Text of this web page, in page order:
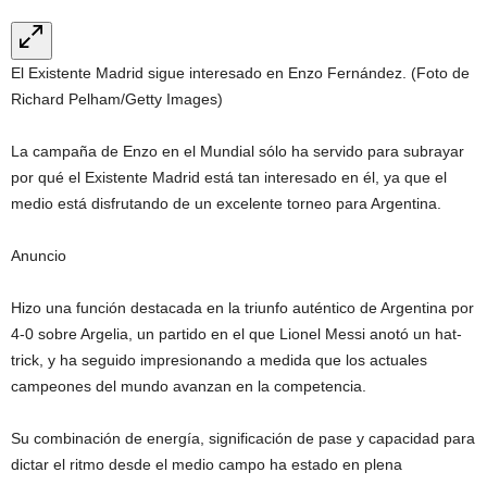
El Existente Madrid sigue interesado en Enzo Fernández. (Foto de
Richard Pelham/Getty Images)
La campaña de Enzo en el Mundial sólo ha servido para subrayar
por qué el Existente Madrid está tan interesado en él, ya que el
medio está disfrutando de un excelente torneo para Argentina.
Anuncio
Hizo una función destacada en la triunfo auténtico de Argentina por
4-0 sobre Argelia, un partido en el que Lionel Messi anotó un hat-
trick, y ha seguido impresionando a medida que los actuales
campeones del mundo avanzan en la competencia.
Su combinación de energía, significación de pase y capacidad para
dictar el ritmo desde el medio campo ha estado en plena